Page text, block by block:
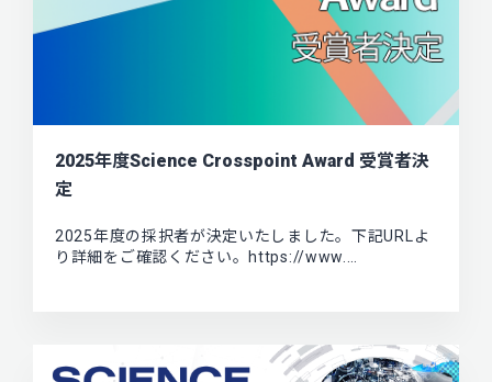
2025年度Science Crosspoint Award 受賞者決
定
2025年度の採択者が決定いたしました。下記URLよ
り詳細をご確認ください。https://www.…